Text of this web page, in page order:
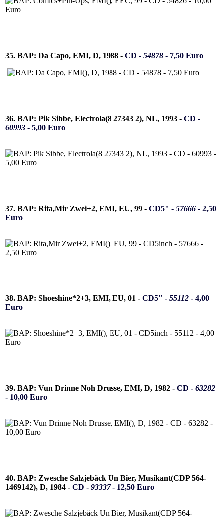
35. BAP: Da Capo, EMI, D, 1988 - CD - 54878 - 7,50 Euro
36. BAP: Pik Sibbe, Electrola(8 27343 2), NL, 1993 - CD -
60993 - 5,00 Euro
37. BAP: Rita,Mir Zwei+2, EMI, EU, 99 - CD5" - 57666 - 2,50
Euro
38. BAP: Shoeshine*2+3, EMI, EU, 01 - CD5" - 55112 - 4,00
Euro
39. BAP: Vun Drinne Noh Drusse, EMI, D, 1982 - CD - 63282
- 10,00 Euro
40. BAP: Zwesche Salzjebäck Un Bier, Musikant(CDP 564-
1469142), D, 1984 - CD - 93337- 12,50 Euro